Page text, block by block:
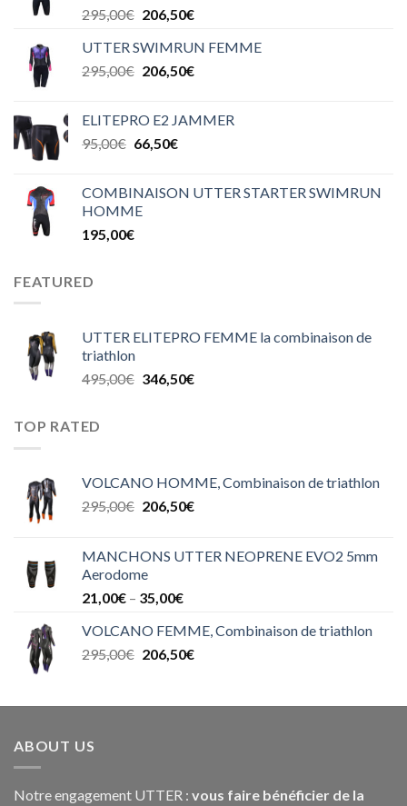
295,00€ 206,50€
UTTER SWIMRUN FEMME
295,00€ 206,50€
ELITEPRO E2 JAMMER
95,00€ 66,50€
COMBINAISON UTTER STARTER SWIMRUN
HOMME
195,00€
FEATURED
UTTER ELITEPRO FEMME la combinaison de
triathlon
495,00€ 346,50€
TOP RATED
VOLCANO HOMME, Combinaison de triathlon
295,00€ 206,50€
MANCHONS UTTER NEOPRENE EVO2 5mm
Aerodome
21,00€ – 35,00€
VOLCANO FEMME, Combinaison de triathlon
295,00€ 206,50€
ABOUT US
Notre engagement UTTER : vous faire bénéficier de la